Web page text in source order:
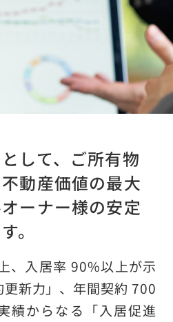
して、 ご所有物
動産価値の最大
ーナー様の安定
。
、入居率 90%以上が示
新力」、年間契約 700
績からなる「入居促進